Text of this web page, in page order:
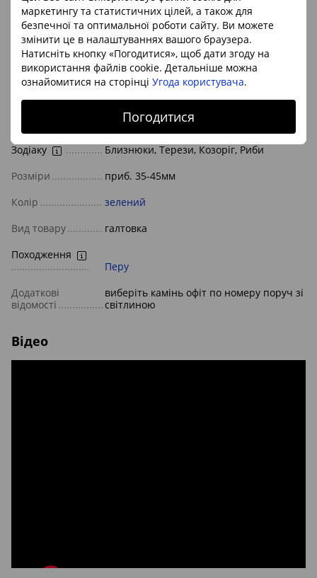
маркетингу та статистичних цілей, а також для
безпечної та оптимальної роботи сайту. Ви можете
змінити це в налаштуваннях вашого браузера.
Натисніть кнопку «Погодитися», щоб дати згоду на
використання файлів cookie. Детальніше можна
ознайомитися на сторінці Угода користувача.
Погодитися
Походження каменю: Перу
Характеристики
Камінь/
,серпентиніт
Знак
Зодіаку
Близнюки, Терези, Козоріг, Риби
Розміри
приб. 35-45мм
Колір
зелений
Вид товару
галтовка
Походження
Перу
Додаткові
відомості
виберіть камінь офіт по номеру поруч зі
світлиною
Відео